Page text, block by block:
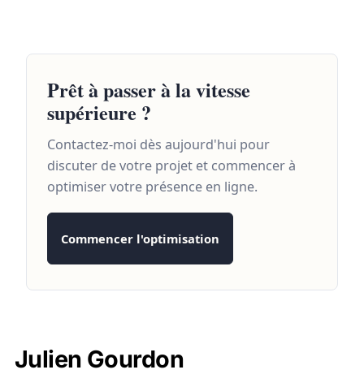
Prêt à passer à la vitesse
supérieure ?
Contactez-moi dès aujourd'hui pour
discuter de votre projet et commencer à
optimiser votre présence en ligne.
Commencer l'optimisation
Julien Gourdon